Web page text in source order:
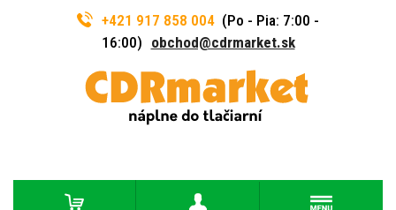
+421 917 858 004 (Po - Pia: 7:00 -
16:00) obchod@cdrmarket.sk